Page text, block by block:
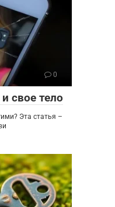
0
свое тело
Эта статья –